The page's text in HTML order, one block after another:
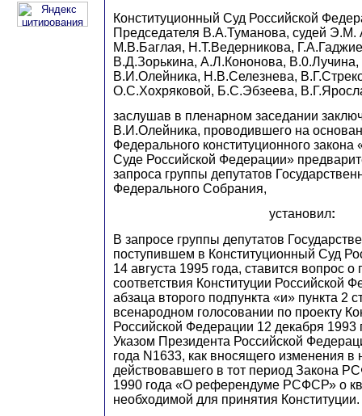
Конституционный Суд Российской
Председателя В.А.Туманова, судей Э.М.
М.В.Баглая, Н.Т.Ведерникова,
В.Д.Зорькина, А.Л.Кононова,
В.И.Олейника, Н.В.Селезнева,
О.С.Хохряковой, Б.С.Эбзеева,
заслушав в пленарном заседании
В.И.Олейника, проводившего на
Федерального конституционного
Суде Российской Федерации»
запроса группы депутатов
Федерального Собрания,
установил:
В запросе группы депутатов
поступившем в Конституционный Суд
14 августа 1995 года, ставится вопрос о
соответствия Конституции Российской
абзаца второго подпункта «и» пункта 2
всенародном голосовании по проекту
Российской Федерации 12 декабря 1993
Указом Президента Российской
года N1633, как вносящего изменения в
действовавшего в тот период Закона РС
1990 года «О референдуме РСФСР» о
необходимой для принятия Конституции.